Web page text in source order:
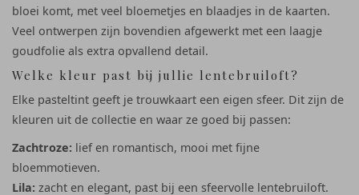
bloei komt, met veel bloemetjes en blaadjes in de kaarten.
Veel ontwerpen zijn bovendien afgewerkt met een laagje
goudfolie als extra opvallend detail.
Welke kleur past bij jullie lentebruiloft?
Elke pasteltint geeft je trouwkaart een eigen sfeer. Dit zijn de
kleuren uit de collectie en waar ze goed bij passen:
Zachtroze: lief en romantisch, mooi met fijne
bloemmotieven.
Lila: zacht en elegant, past bij een sfeervolle lentebruiloft.